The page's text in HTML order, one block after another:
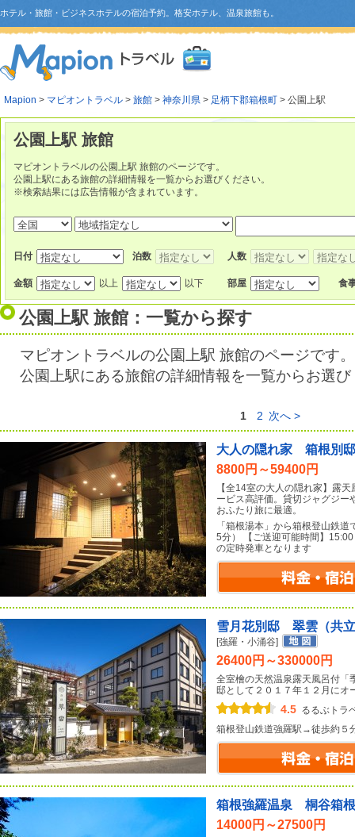
ホテル・旅館・ビジネスホテルの宿泊予約。格安ホテル、温泉旅館も。
Mapion > マピオントラベル > 旅館 > 神奈川県 > 足柄下郡箱根町 > 公園上駅
公園上駅 旅館
マピオントラベルの公園上駅 旅館のページです。
公園上駅にある旅館の詳細情報を一覧からお選びください。
※検索結果には広告情報が含まれています。
日付 泊数 人数
金額 以上 以下 部屋 食
公園上駅 旅館：一覧から探す
マピオントラベルの公園上駅 旅館のページです。
公園上駅にある旅館の詳細情報を一覧からお選
1 2 次へ >
大人の隠れ家 箱根別
8800円～59400円
【全14室の大人の隠れ家】露
ービス高評価。貸切ジャグジー
おふたり旅に最適。
「箱根湯本」から箱根登山鉄
5分） 【ご送迎可能時間】
の定時発車となります
雪月花別邸 翠雲（共
[強羅・小涌谷]
26400円～330000円
全室檜の天然温泉露天風呂付
邸として２０１７年１２月にオ
4.5 るるぶトラ
箱根登山鉄道強羅駅→徒歩約５
箱根強羅温泉 桐谷箱
14000円～27500円